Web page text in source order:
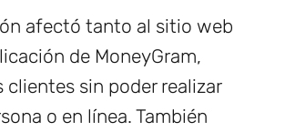
afectó tanto al sitio web
de MoneyGram,
clientes sin poder realizar
o en línea. También